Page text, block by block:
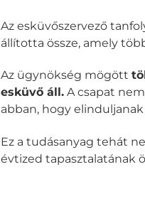
Az esküvőszervező
állította össze, amely
Az ügynökség mögött
esküvő áll.A csapat
abban, hogy
Ez a tudásanyag tehát
évtized tapasztalatának